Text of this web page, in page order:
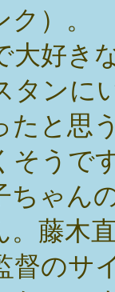
）。
大好き
タンに
たと思
そうで
ちゃん
。藤木
督のサ